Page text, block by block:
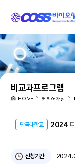
비교과프로그램
HOME 커리어개발
단국대학교 2024 디
신청기간